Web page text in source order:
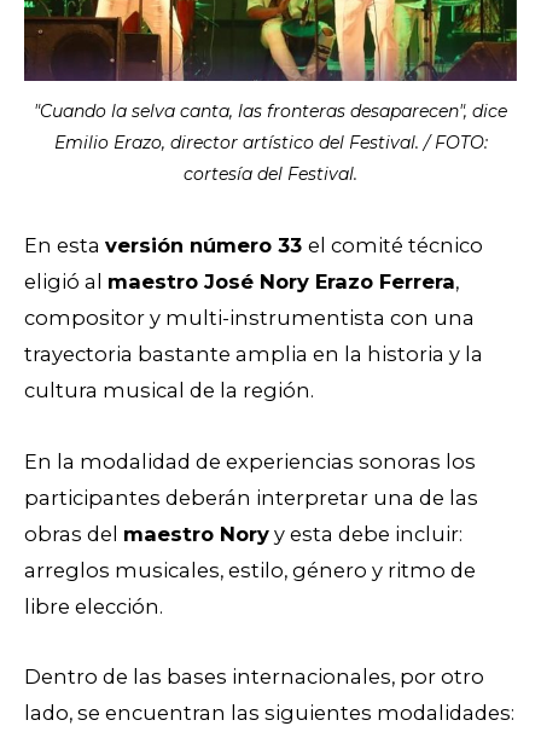
"Cuando la selva canta, las fronteras desaparecen", dice
Emilio Erazo, director artístico del Festival. / FOTO:
cortesía del Festival.
En esta versión número 33 el comité técnico
eligió al maestro José Nory Erazo Ferrera,
compositor y multi-instrumentista con una
trayectoria bastante amplia en la historia y la
cultura musical de la región.
En la modalidad de experiencias sonoras los
participantes deberán interpretar una de las
obras del maestro Nory y esta debe incluir:
arreglos musicales, estilo, género y ritmo de
libre elección.
Dentro de las bases internacionales, por otro
lado, se encuentran las siguientes modalidades: